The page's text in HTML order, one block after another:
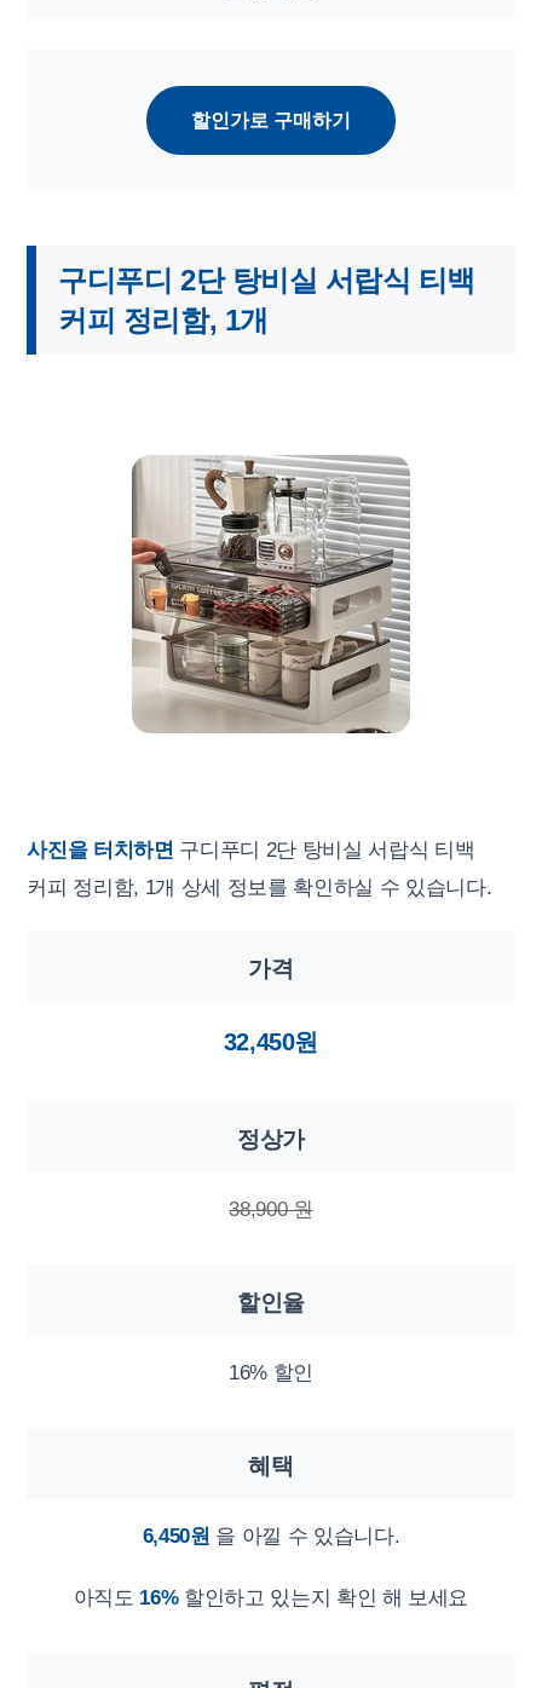
할인가로 구매하기
구디푸디 2단 탕비실 서랍식 티백
커피 정리함, 1개
사진을 터치하면 구디푸디 2단 탕비실 서랍식 티백
커피 정리함, 1개 상세 정보를 확인하실 수 있습니다.
가격
32,450원
정상가
38,900 원
할인율
16% 할인
혜택
6,450원 을 아낄 수 있습니다.
아직도 16%할인하고 있는지 확인 해 보세요